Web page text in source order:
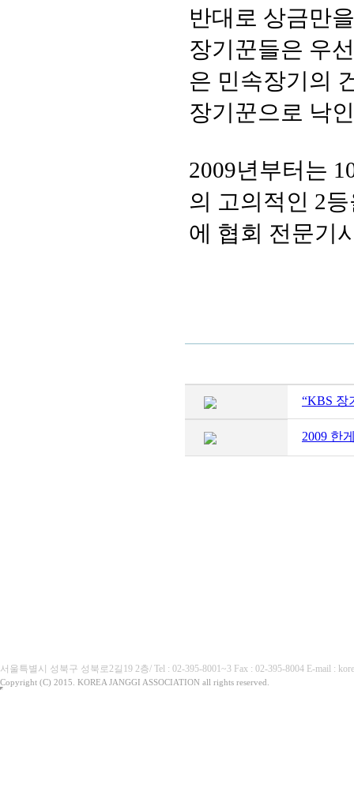
반대로 상금만
장기꾼들은 우
은 민속장기의
장기꾼으로 낙
2009년부터는
의 고의적인 2
에 협회 전문기
“KBS 장
2009 한
서울특별시 성북구 성북로2길19 2층/ Tel : 02-395-8001~3 Fax : 02-395-8004 E-mail :
Copyright (C) 2015. KOREA JANGGI ASSOCIATION all rights reserved.